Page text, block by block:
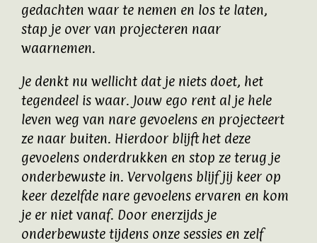
gedachten waar te nemen en los te laten,
stap je over van projecteren naar
waarnemen.
Je denkt nu wellicht dat je niets doet, het
tegendeel is waar. Jouw ego rent al je hele
leven weg van nare gevoelens en projecteert
ze naar buiten. Hierdoor blijft het deze
gevoelens onderdrukken en stop ze terug je
onderbewuste in. Vervolgens blijf jij keer op
keer dezelfde nare gevoelens ervaren en kom
je er niet vanaf. Door enerzijds je
onderbewuste tijdens onze sessies en zelf